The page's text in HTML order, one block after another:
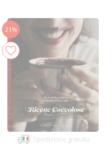
21%
Spedizione gratuita